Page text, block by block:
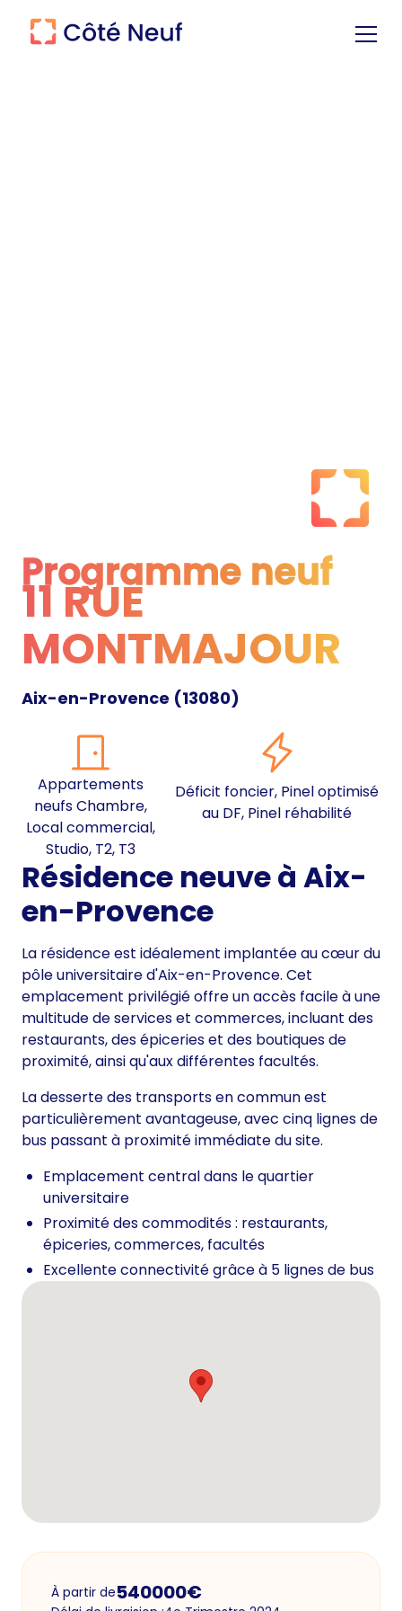
Programme neuf
Programme neuf
11 RUE
MONTMAJOUR
Aix-en-Provence (13080)
Appartements
neufs Chambre,
Local commercial,
Studio, T2, T3
Déficit foncier, Pinel optimisé
au DF, Pinel réhabilité
Résidence neuve à Aix-
en-Provence
La résidence est idéalement implantée au cœur du
pôle universitaire d'Aix-en-Provence. Cet
emplacement privilégié offre un accès facile à une
multitude de services et commerces, incluant des
restaurants, des épiceries et des boutiques de
proximité, ainsi qu'aux différentes facultés.
La desserte des transports en commun est
particulièrement avantageuse, avec cinq lignes de
bus passant à proximité immédiate du site.
Emplacement central dans le quartier
universitaire
Proximité des commodités : restaurants,
épiceries, commerces, facultés
Excellente connectivité grâce à 5 lignes de bus
À partir de540000€